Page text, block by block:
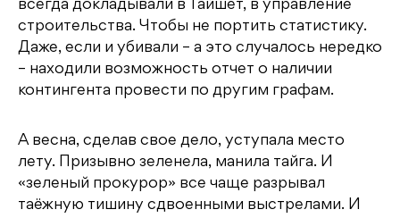
всегда докладывали в Тайшет, в управление
строительства. Чтобы не портить статистику.
Даже, если и убивали – а это случалось нередко
– находили возможность отчет о наличии
контингента провести по другим графам.
А весна, сделав свое дело, уступала место
лету. Призывно зеленела, манила тайга. И
«зеленый прокурор» все чаще разрывал
таёжную тишину сдвоенными выстрелами. И